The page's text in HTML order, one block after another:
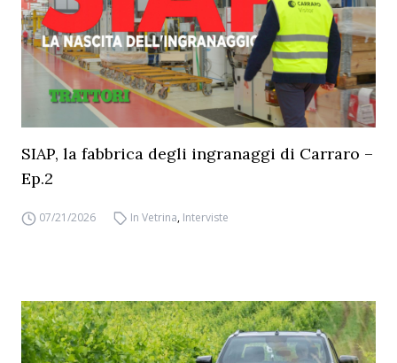
SIAP, la fabbrica degli ingranaggi di Carraro –
Ep.2
07/21/2026 In Vetrina, Interviste